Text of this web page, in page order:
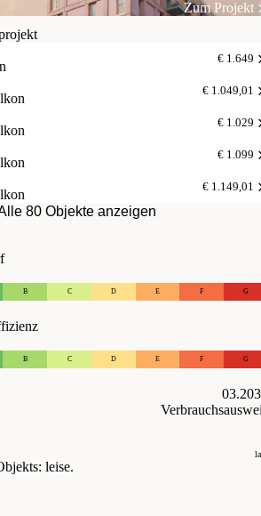
Zum Projekt
€ 1.649
€ 1.049,01
€ 1.029
€ 1.099
€ 1.149,01
80 Objekte anzeigen
B C D E F G
B C D E F G
leise.